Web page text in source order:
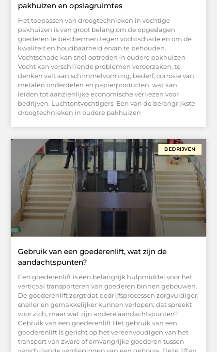
pakhuizen en opslagruimtes
Het toepassen van droogtechnieken in vochtige
pakhuizen is van groot belang om de opgeslagen
goederen te beschermen tegen vochtschade en om de
kwaliteit en houdbaarheid ervan te behouden.
Vochtschade kan snel optreden in oudere pakhuizen
Vocht kan verschillende problemen veroorzaken, te
denken valt aan schimmelvorming, bederf, corrosie van
metalen onderdelen en papierproducten, wat kan
leiden tot aanzienlijke economische verliezen voor
bedrijven. Luchtontvochtigers Een van de belangrijkste
droogtechnieken in oudere pakhuizen
BEDRIJVEN
Gebruik van een goederenlift, wat zijn de
aandachtspunten?
Een goederenlift is een belangrijk hulpmiddel voor het
verticaal transporteren van goederen binnen gebouwen.
De goederenlift zorgt dat bedrijfsprocessen zorgvuldiger,
sneller en gemakkelijker kunnen verlopen; dat spreekt
voor zich, maar wat zijn andere aandachtspunten?
Gebruik van een goederenlift Het gebruik van een
goederenlift is gericht op het vereenvoudigen van het
transport van zware of omvangrijke goederen tussen